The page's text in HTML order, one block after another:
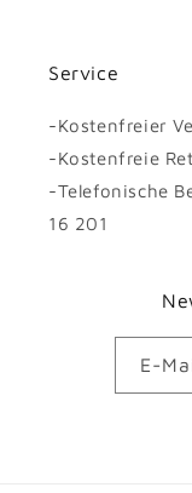
Service
-Kostenfreier
-Kostenfreie
-Telefonische
16 201
E-